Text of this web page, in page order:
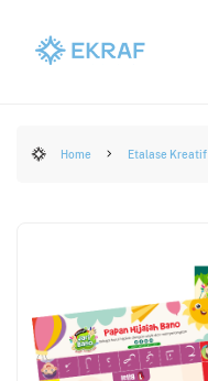
Home Etalase Kreatif